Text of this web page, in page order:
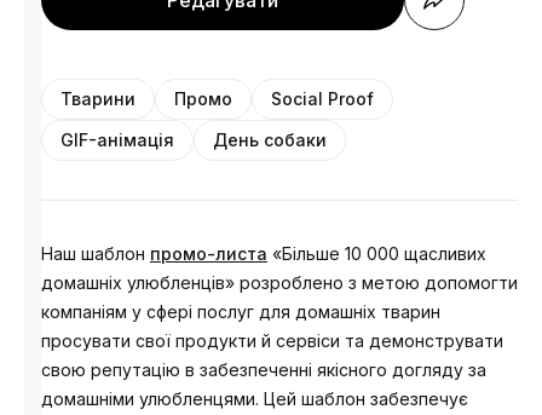
Тварини Промо
Social Proof
GIF-анімація
День собаки
Наш шаблон промо-листа «Більше 10 000 щасливих
домашніх улюбленців» розроблено з метою допомогти
компаніям у сфері послуг для домашніх тварин
просувати свої продукти й сервіси та демонструвати
свою репутацію в забезпеченні якісного догляду за
домашніми улюбленцями. Цей шаблон забезпечує